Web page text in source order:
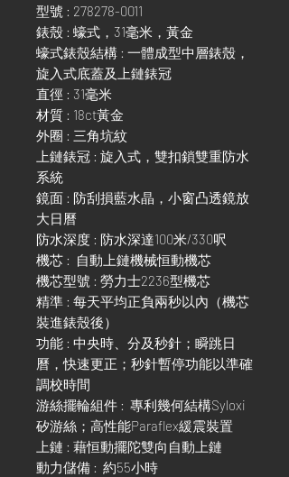
型號 : 278278-0011
錶殼 : 蠔式，31毫米，黃金
蠔式錶殼結構 : 一體成型中層錶殼，
旋入式底蓋及上鏈錶冠
直徑 : 31毫米
材質 : 18ct黃金
外圈 : 三角坑紋
上鏈錶冠 : 旋入式，雙扣鎖雙重防水
系統
鏡面 : 防刮損藍水晶，小窗凸透鏡放
大日曆
防水深度 : 防水深達100米/330呎
機芯 : 自動上鏈機械恒動機芯
機芯型號 : 勞力士2236型機芯
精準 : 每天平均正負兩秒以內（機芯
裝進錶殼後）
功能 : 中央時、分及秒針；瞬跳日
曆，快速更正；秒針暫停功能以準確
調校時間
游絲擺輪組件 : 專利幾何結構Syloxi
矽游絲；高性能Paraflex緩震裝置
上鏈 : 藉恒動擺陀雙向自動上鏈
動力儲備 : 約55小時